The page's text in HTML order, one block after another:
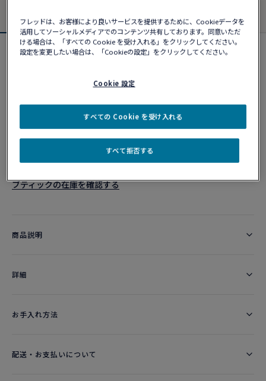
フォース10ブレスレット
カスタマイズ
10営業日以内に発送
ブティックの在庫を確認する​
商品説明
詳細​
お手入れ方法
配送・お支払いについて
フレッドは、お客様により良いサービスを提供するために、Cookieデータを
活用してソーシャルメディアでのコンテンツ共有しております。同意いただ
ける場合は、「すべての Cookie を受け入れる」をクリックしてください。
設定を変更したい場合は、「Cookieの設定」をクリックしてください。
Cookie 設定
すべて拒否する
すべての Cookie を受け入れる